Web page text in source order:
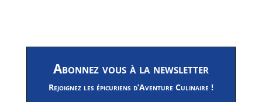
Abonnez vous à la newsletter
Rejoignez les épicuriens d’Aventure Culinaire !